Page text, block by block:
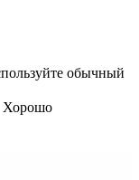
обычный
Хорошо